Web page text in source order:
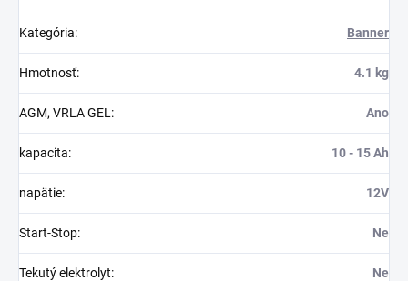
Kategória: Banner
Hmotnosť: 4.1 kg
AGM, VRLA GEL : Ano
kapacita: 10 - 15 Ah
napätie: 12V
Start-Stop: Ne
Tekutý elektrolyt: Ne